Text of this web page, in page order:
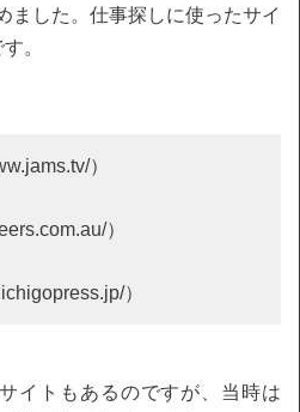
ました。仕事探しに使ったサイ
。
）
）
）
イトもあるのですが、当時は